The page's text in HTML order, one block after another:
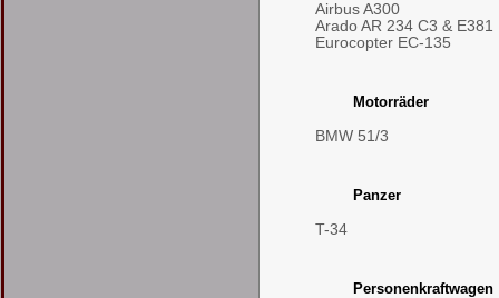
Airbus A300
Arado AR 234 C3 & E381
Eurocopter EC-135
Motorräder
BMW 51/3
Panzer
T-34
Personenkraftwagen